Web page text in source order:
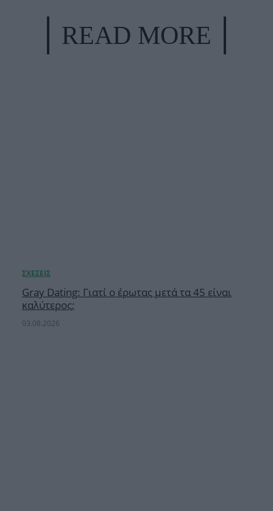
READ MORE
Gray Dating: Γιατί ο έρωτας μετά τα 45 είναι
καλύτερος;
03.08.2026